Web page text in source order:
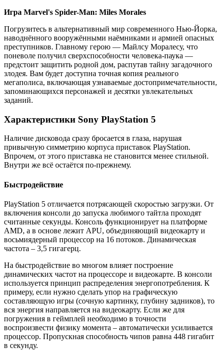
Игра Marvel's Spider-Man: Miles Morales
Погрузитесь в альтернативный мир современного Нью-Йорка,
наводнённого вооружёнными наёмниками и армией опасных
преступников. Главному герою — Майлсу Моралесу, что
поневоле получил сверхспособности человека-паука —
предстоит защитить родной дом, распутав тайну загадочного
злодея. Вам будет доступна точная копия реального
мегаполиса, включающая узнаваемые достопримечательности,
запоминающихся персонажей и десятки увлекательных
заданий.
Характеристики Sony PlayStation 5
Наличие дисковода сразу бросается в глаза, нарушая
привычную симметрию корпуса приставок PlayStation.
Впрочем, от этого приставка не становится менее стильной.
Внутри же всё остаётся по-прежнему.
Быстродействие
PlayStation 5 отличается потрясающей скоростью загрузки. От
включения консоли до запуска любимого тайтла проходят
считанные секунды. Консоль функционирует на платформе
AMD, а в основе лежит APU, объединяющий видеокарту и
восьмиядерный процессор на 16 потоков. Динамическая
частота – 3,5 гигагерц.
На быстродействие во многом влияет построение
динамических частот на процессоре и видеокарте. В консоли
используется принцип распределения энергопотребления. К
примеру, если нужно сделать упор на графическую
составляющую игры (сочную картинку, глубину задников), то
вся энергия направляется на видеокарту. Если же для
погружения в геймплей необходимо в точности
воспроизвести физику момента – автоматически усиливается
процессор. Пропускная способность чипов равна 448 гигабит
в секунду.